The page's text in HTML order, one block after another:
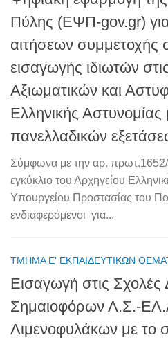
Πύλης (ΕΨΠ-gov.gr)
αιτήσεων συμμετοχής
εισαγωγής ιδιωτών
Αξιωματικών και
Ελληνικής
πανελλαδικών
Σύμφωνα με την αρ.
εγκύκλιο του Αρχηγείου
Υπουργείου Προστασίας του
ενδιαφερόμενοι για...
ΤΜΉΜΑ Ε' ΕΚΠΑΙΔΕΥΤΙΚΏΝ
Εισαγωγή στις Σχολές
Σημαιοφόρων Λ.Σ.-
Λιμενοφυλάκων με το